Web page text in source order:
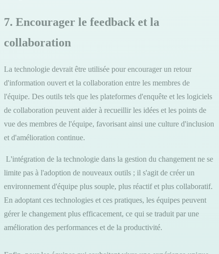
7. Encourager le feedback et la
collaboration
La technologie devrait être utilisée pour encourager un retour
d'information ouvert et la collaboration entre les membres de
l'équipe. Des outils tels que les plateformes d'enquête et les logiciels
de collaboration peuvent aider à recueillir les idées et les points de
vue des membres de l'équipe, favorisant ainsi une culture d'inclusion
et d'amélioration continue.
L'intégration de la technologie dans la gestion du changement ne se
limite pas à l'adoption de nouveaux outils ; il s'agit de créer un
environnement d'équipe plus souple, plus réactif et plus collaboratif.
En adoptant ces technologies et ces pratiques, les équipes peuvent
gérer le changement plus efficacement, ce qui se traduit par une
amélioration des performances et de la productivité.